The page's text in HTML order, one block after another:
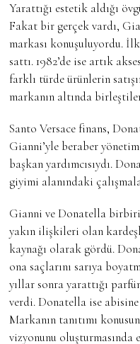
Yarattığı estetik aldığı
Fakat bir gerçek vardı,
markası konuşuluyordu.
sattı. 1982’de ise artık
farklı türde ürünlerin
markanın altında
Santo Versace finans,
Gianni’yle beraber
başkan yardımcısıydı.
giyimi alanındaki
Gianni ve Donatella
yakın ilişkileri olan
kaynağı olarak gördü.
ona saçlarını sarıya
yıllar sonra yarattığı
verdi. Donatella ise
Markanın tanıtımı
vizyonunu oluşturmasında